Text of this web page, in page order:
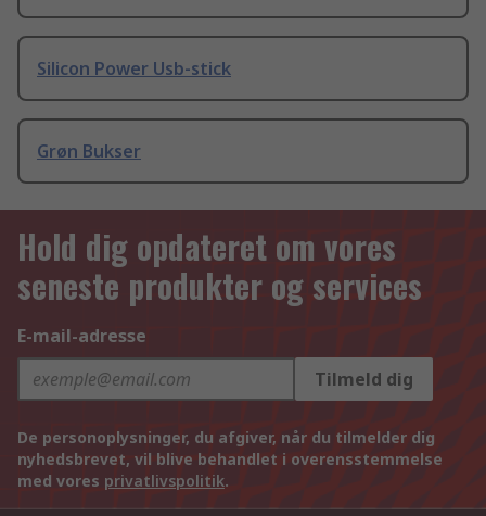
Silicon Power Usb-stick
Grøn Bukser
Hold dig opdateret om vores
seneste produkter og services
E-mail-adresse
Tilmeld dig
De personoplysninger, du afgiver, når du tilmelder dig
nyhedsbrevet, vil blive behandlet i overensstemmelse
med vores privatlivspolitik.